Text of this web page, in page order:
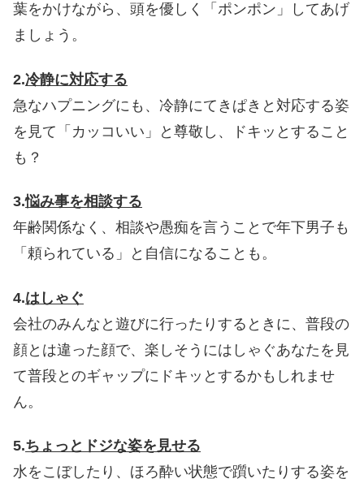
葉をかけながら、頭を優しく「ポンポン」してあげ
ましょう。
2.冷静に対応する
急なハプニングにも、冷静にてきぱきと対応する姿
を見て「カッコいい」と尊敬し、ドキッとすること
も？
3.悩み事を相談する
年齢関係なく、相談や愚痴を言うことで年下男子も
「頼られている」と自信になることも。
4.はしゃぐ
会社のみんなと遊びに行ったりするときに、普段の
顔とは違った顔で、楽しそうにはしゃぐあなたを見
て普段とのギャップにドキッとするかもしれませ
ん。
5.ちょっとドジな姿を見せる
水をこぼしたり、ほろ酔い状態で躓いたりする姿を